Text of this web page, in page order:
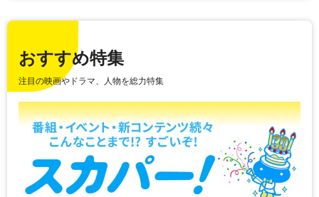
おすすめ特集
注目の映画やドラマ、人物を総力特集